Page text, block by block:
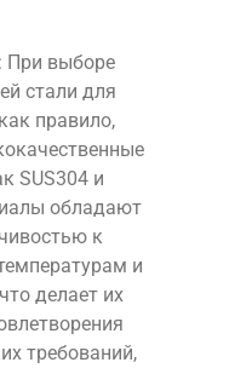
При выборе
стали для
правило,
SUS304 и
обладают
к
и
делает их
требований,